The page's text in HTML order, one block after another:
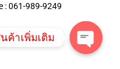
: 061-989-9249
ค้าเพิ่มเติม
Open